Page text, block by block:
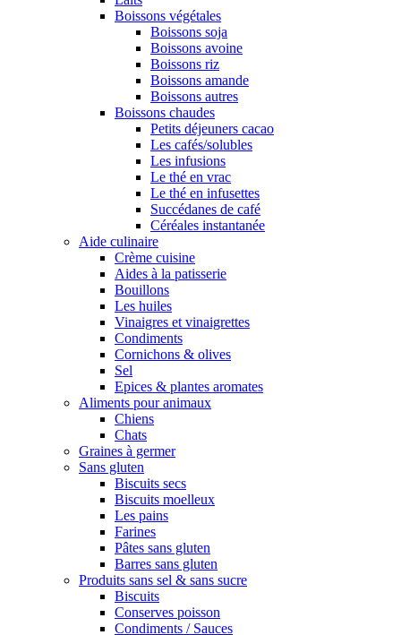
Boissons végétales
Boissons soja
Boissons avoine
Boissons riz
Boissons amande
Boissons autres
Boissons chaudes
Petits déjeuners cacao
Les cafés/solubles
Les infusions
Le thé en vrac
Le thé en infusettes
Succédanes de café
Céréales instantanée
Aide culinaire
Crème cuisine
Aides à la patisserie
Bouillons
Les huiles
Vinaigres et vinaigrettes
Condiments
Cornichons & olives
Sel
Epices & plantes aromates
Aliments pour animaux
Chiens
Chats
Graines à germer
Sans gluten
Biscuits secs
Biscuits moelleux
Les pains
Farines
Pâtes sans gluten
Barres sans gluten
Produits sans sel & sans sucre
Biscuits
Conserves poisson
Condiments / Sauces